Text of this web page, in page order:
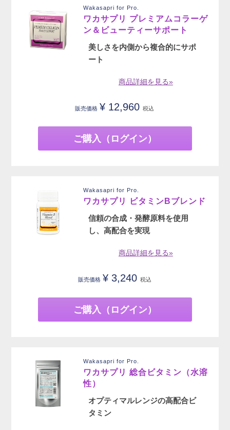
Wakasapri for Pro.
ワカサプリ プレミアムコラーゲ
ン＆ビューティーサポート
美しさを内側から複合的にサポ
ート
商品詳細を見る»
販売価格 ¥ 12,960 税込
ご購入（ログイン）
Wakasapri for Pro.
ワカサプリ ビタミンBブレンド
信頼の合成・発酵原料を使用
し、高配合を実現
商品詳細を見る»
販売価格 ¥ 3,240 税込
ご購入（ログイン）
Wakasapri for Pro.
ワカサプリ 総合ビタミン（水溶
性）
オプティマルレンジの高配合ビ
タミン